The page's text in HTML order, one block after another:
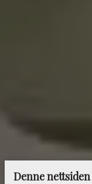
Denne